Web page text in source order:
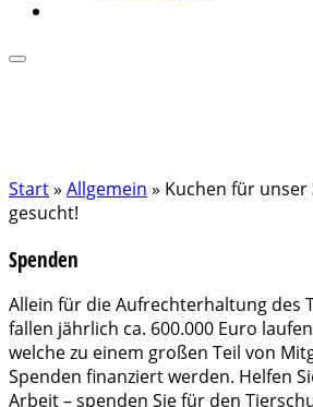
Start» Allgemein » Kuchen für
gesucht!
Spenden
Allein für die Aufrechterhaltung des
fallen jährlich ca. 600.000 Euro
welche zu einem großen Teil von
Spenden finanziert werden. Helfen
Arbeit – spenden Sie für den